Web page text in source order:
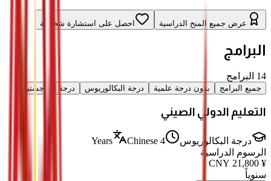
عرض جميع المنح الدراسية احصل على استشارة شخصية
البرامج
14 البرامج
جميع البرامج بدون درجة علمية درجة البكالوريوس درجة الماجستير
التعليم الدولي الصيني
درجة البكالوريوس 4 Years
Chinese
الرسوم الدراسية
¥
21,800
سنوياً